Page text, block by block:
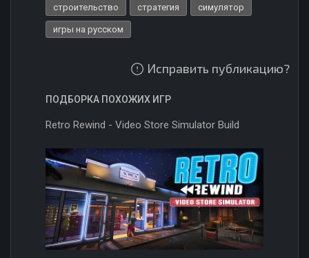
строительство стратегия симулятор
игры на русском
Исправить публикацию?
ПОДБОРКА ПОХОЖИХ ИГР
Retro Rewind - Video Store Simulator Build